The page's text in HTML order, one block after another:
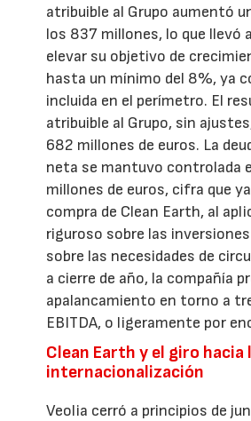
atribuible al Grupo aumentó
los 837 millones, lo que llevó
elevar su objetivo de
hasta un mínimo del 8%, ya
incluida en el perímetro. El
atribuible al Grupo, sin
682 millones de euros. La
neta se mantuvo controlada
millones de euros, cifra que
compra de Clean Earth, al
riguroso sobre las
sobre las necesidades de
a cierre de año, la compañía
apalancamiento en torno a
EBITDA, o ligeramente por
Clean Earth y el giro hacia
internacionalización
Veolia cerró a principios de